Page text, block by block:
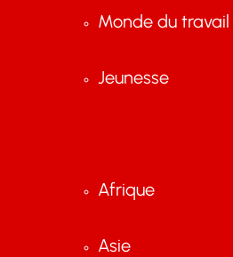
Monde du
Jeunesse
Afrique
Asie